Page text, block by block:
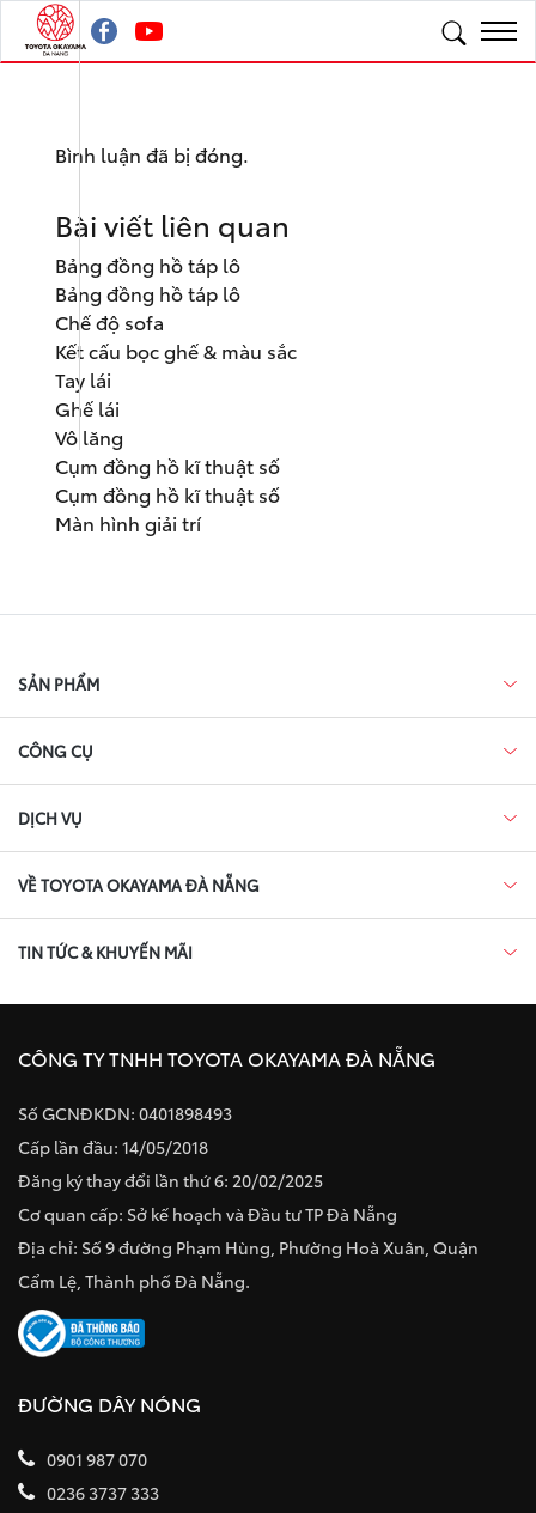
Bình luận đã bị đóng.
Bài viết liên quan
Bảng đồng hồ táp lô
Bảng đồng hồ táp lô
Chế độ sofa
Kết cấu bọc ghế & màu sắc
Tay lái
Ghế lái
Vô lăng
Cụm đồng hồ kĩ thuật số
Cụm đồng hồ kĩ thuật số
Màn hình giải trí
SẢN PHẨM
CÔNG CỤ
DỊCH VỤ
VỀ TOYOTA OKAYAMA ĐÀ NẴNG
TIN TỨC & KHUYẾN MÃI
CÔNG TY TNHH TOYOTA OKAYAMA ĐÀ NẴNG
Số GCNĐKDN: 0401898493
Cấp lần đầu: 14/05/2018
Đăng ký thay đổi lần thứ 6: 20/02/2025
Cơ quan cấp: Sở kế hoạch và Đầu tư TP Đà Nẵng
Địa chỉ: Số 9 đường Phạm Hùng, Phường Hoà Xuân, Quận
Cẩm Lệ, Thành phố Đà Nẵng.
ĐƯỜNG DÂY NÓNG
0901 987 070
0236 3737 333